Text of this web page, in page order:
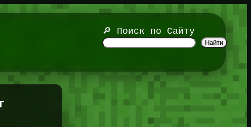
🔎 Поиск по Сайту
Найти